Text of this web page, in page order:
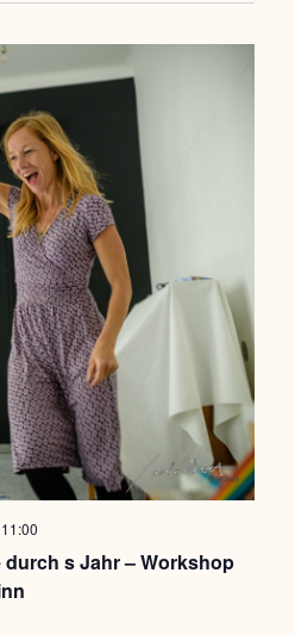
durch s Jahr – Workshop
11:00